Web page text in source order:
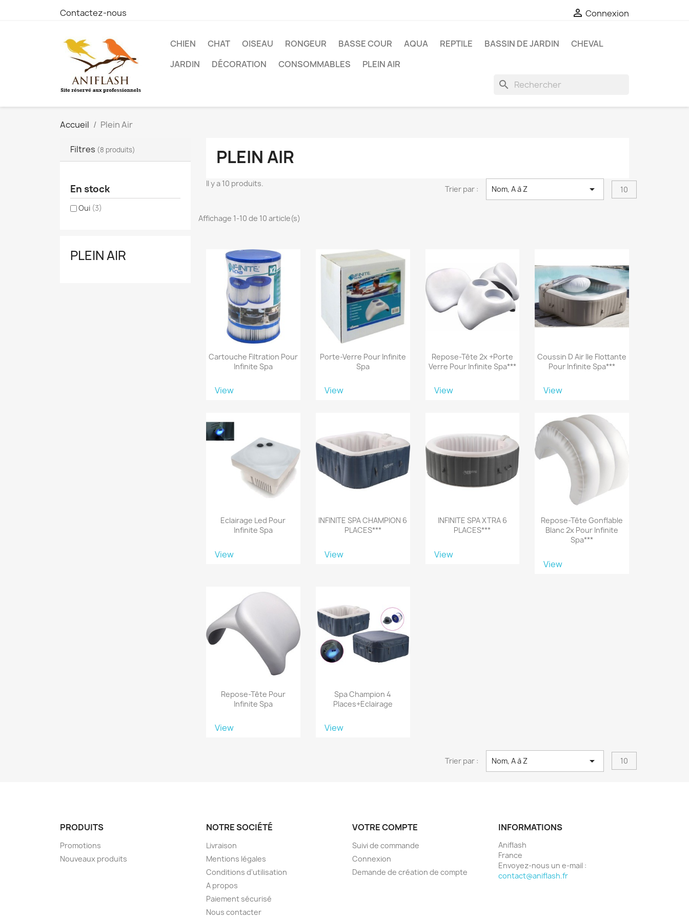
Contactez-nous  Connexion
CHIEN CHAT OISEAU RONGEUR BASSE COUR AQUA REPTILE BASSIN DE JARDIN
CHEVAL
JARDIN
DÉCORATION CONSOMMABLES PLEIN AIR
search
Accueil Plein Air
Filtres (8 produits)
En stock
Oui (3)
PLEIN AIR
PLEIN AIR
Il y a 10 produits.
Trier par : Nom, A à Z  10
Affichage 1-10 de 10 article(s)
Cartouche Filtration Pour
Infinite Spa
View
Porte-Verre Pour Infinite
Spa
View
Repose-Tête 2x +porte
Verre Pour Infinite Spa***
View
Coussin D Air Ile Flottante
Pour Infinite Spa***
View
Eclairage Led Pour
Infinite Spa
View
INFINITE SPA CHAMPION 6
PLACES***
View
INFINITE SPA XTRA 6
PLACES***
View
Repose-Tête Gonflable
Blanc 2x Pour Infinite
Spa***
View
Repose-Tête Pour
Infinite Spa
View
Spa Champion 4
Places+eclairage
View
Trier par : Nom, A à Z  10
PRODUITS
Promotions
Nouveaux produits
NOTRE SOCIÉTÉ
Livraison
Mentions légales
Conditions d'utilisation
A propos
Paiement sécurisé
Nous contacter
VOTRE COMPTE
Suivi de commande
Connexion
Demande de création de compte
INFORMATIONS
Aniflash
France
Envoyez-nous un e-mail :
contact@aniflash.fr